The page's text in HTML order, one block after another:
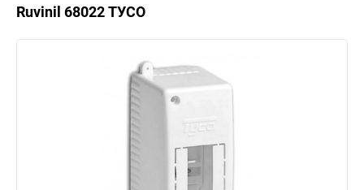
Ruvinil 68022 ТУСО